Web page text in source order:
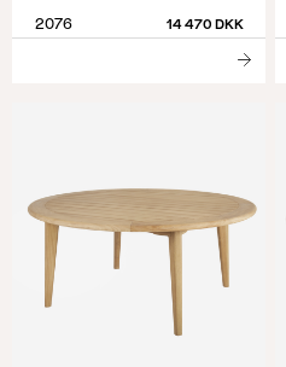
2076 14 470 DKK